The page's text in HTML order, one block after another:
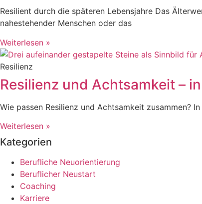
Resilient durch die späteren Lebensjahre Das
nahestehender Menschen oder das
Weiterlesen »
Resilienz
Resilienz und Achtsamkeit –
Wie passen Resilienz und Achtsamkeit zusammen?
Weiterlesen »
Kategorien
Berufliche Neuorientierung
Beruflicher Neustart
Coaching
Karriere